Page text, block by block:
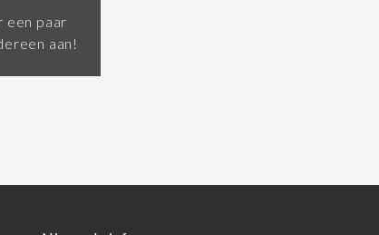
een paar
aan!